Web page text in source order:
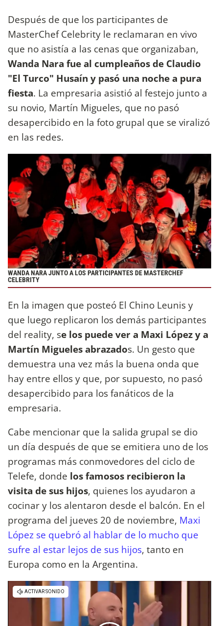
Después de que los participantes de
MasterChef Celebrity le reclamaran en vivo
que no asistía a las cenas que organizaban,
Wanda Nara fue al cumpleaños de Claudio
"El Turco" Husaín y pasó una noche a pura
fiesta. La empresaria asistió al festejo junto a
su novio, Martín Migueles, que no pasó
desapercibido en la foto grupal que se viralizó
en las redes.
WANDA NARA JUNTO A LOS PARTICIPANTES DE MASTERCHEF
CELEBRITY
En la imagen que posteó El Chino Leunis y
que luego replicaron los demás participantes
del reality, se los puede ver a Maxi López y a
Martín Migueles abrazados. Un gesto que
demuestra una vez más la buena onda que
hay entre ellos y que, por supuesto, no pasó
desapercibido para los fanáticos de la
empresaria.
Cabe mencionar que la salida grupal se dio
un día después de que se emitiera uno de los
programas más conmovedores del ciclo de
Telefe, donde los famosos recibieron la
visita de sus hijos, quienes los ayudaron a
cocinar y los alentaron desde el balcón. En el
programa del jueves 20 de noviembre, Maxi
López se quebró al hablar de lo mucho que
sufre al estar lejos de sus hijos, tanto en
Europa como en la Argentina.